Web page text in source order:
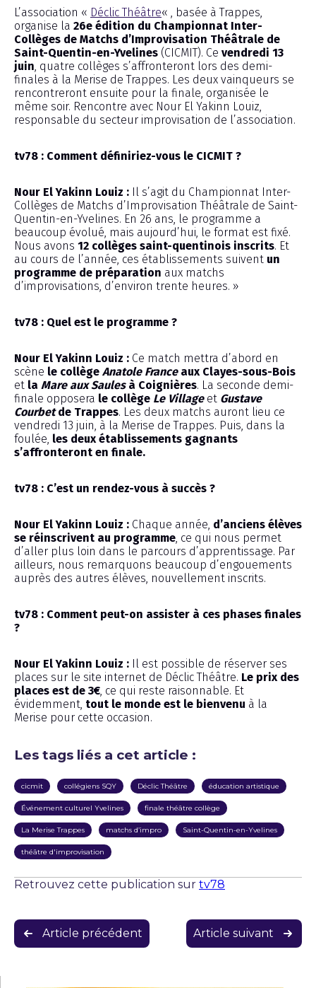
L’association « Déclic Théâtre« , basée à Trappes,
organise la 26e édition du Championnat Inter-
Collèges de Matchs d’Improvisation Théâtrale de
Saint-Quentin-en-Yvelines (CICMIT). Ce vendredi 13
juin , quatre collèges s’affronteront lors des demi-
finales à la Merise de Trappes. Les deux vainqueurs se
rencontreront ensuite pour la finale, organisée le
même soir. Rencontre avec Nour El Yakinn Louiz,
responsable du secteur improvisation de l’association.
tv78 : Comment définiriez-vous le CICMIT ?
Nour El Yakinn Louiz : Il s’agit du Championnat Inter-
Collèges de Matchs d’Improvisation Théâtrale de Saint-
Quentin-en-Yvelines. En 26 ans, le programme a
beaucoup évolué, mais aujourd’hui, le format est fixé.
Nous avons 12 collèges saint-quentinois inscrits. Et
au cours de l’année, ces établissements suivent un
programme de préparation aux matchs
d’improvisations, d’environ trente heures. »
tv78 : Quel est le programme ?
Nour El Yakinn Louiz : Ce match mettra d’abord en
scène le collège Anatole Franceaux Clayes-sous-Bois
et la Mare aux Saules à Coignières. La seconde demi-
finale opposera le collège Le Villageet Gustave
Courbetde Trappes. Les deux matchs auront lieu ce
vendredi 13 juin, à la Merise de Trappes. Puis, dans la
foulée, les deux établissements gagnants
s’affronteront en finale.
tv78 : C’est un rendez-vous à succès ?
Nour El Yakinn Louiz : Chaque année, d’anciens élèves
se réinscrivent au programme , ce qui nous permet
d’aller plus loin dans le parcours d’apprentissage. Par
ailleurs, nous remarquons beaucoup d’engouements
auprès des autres élèves, nouvellement inscrits.
tv78 : Comment peut-on assister à ces phases finales
?
Nour El Yakinn Louiz : Il est possible de réserver ses
places sur le site internet de Déclic Théâtre. Le prix des
places est de 3€ , ce qui reste raisonnable. Et
évidemment, tout le monde est le bienvenu à la
Merise pour cette occasion.
Les tags liés a cet article :
cicmit collégiens SQY Déclic Théâtre éducation artistique
Événement culturel Yvelines finale théâtre collège
La Merise Trappes matchs d’impro Saint-Quentin-en-Yvelines
théâtre d'improvisation
Retrouvez cette publication sur tv78
Navigation
de
Article précédent Article suivant